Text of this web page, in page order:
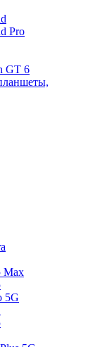
Pro
GT 6
Max
5G